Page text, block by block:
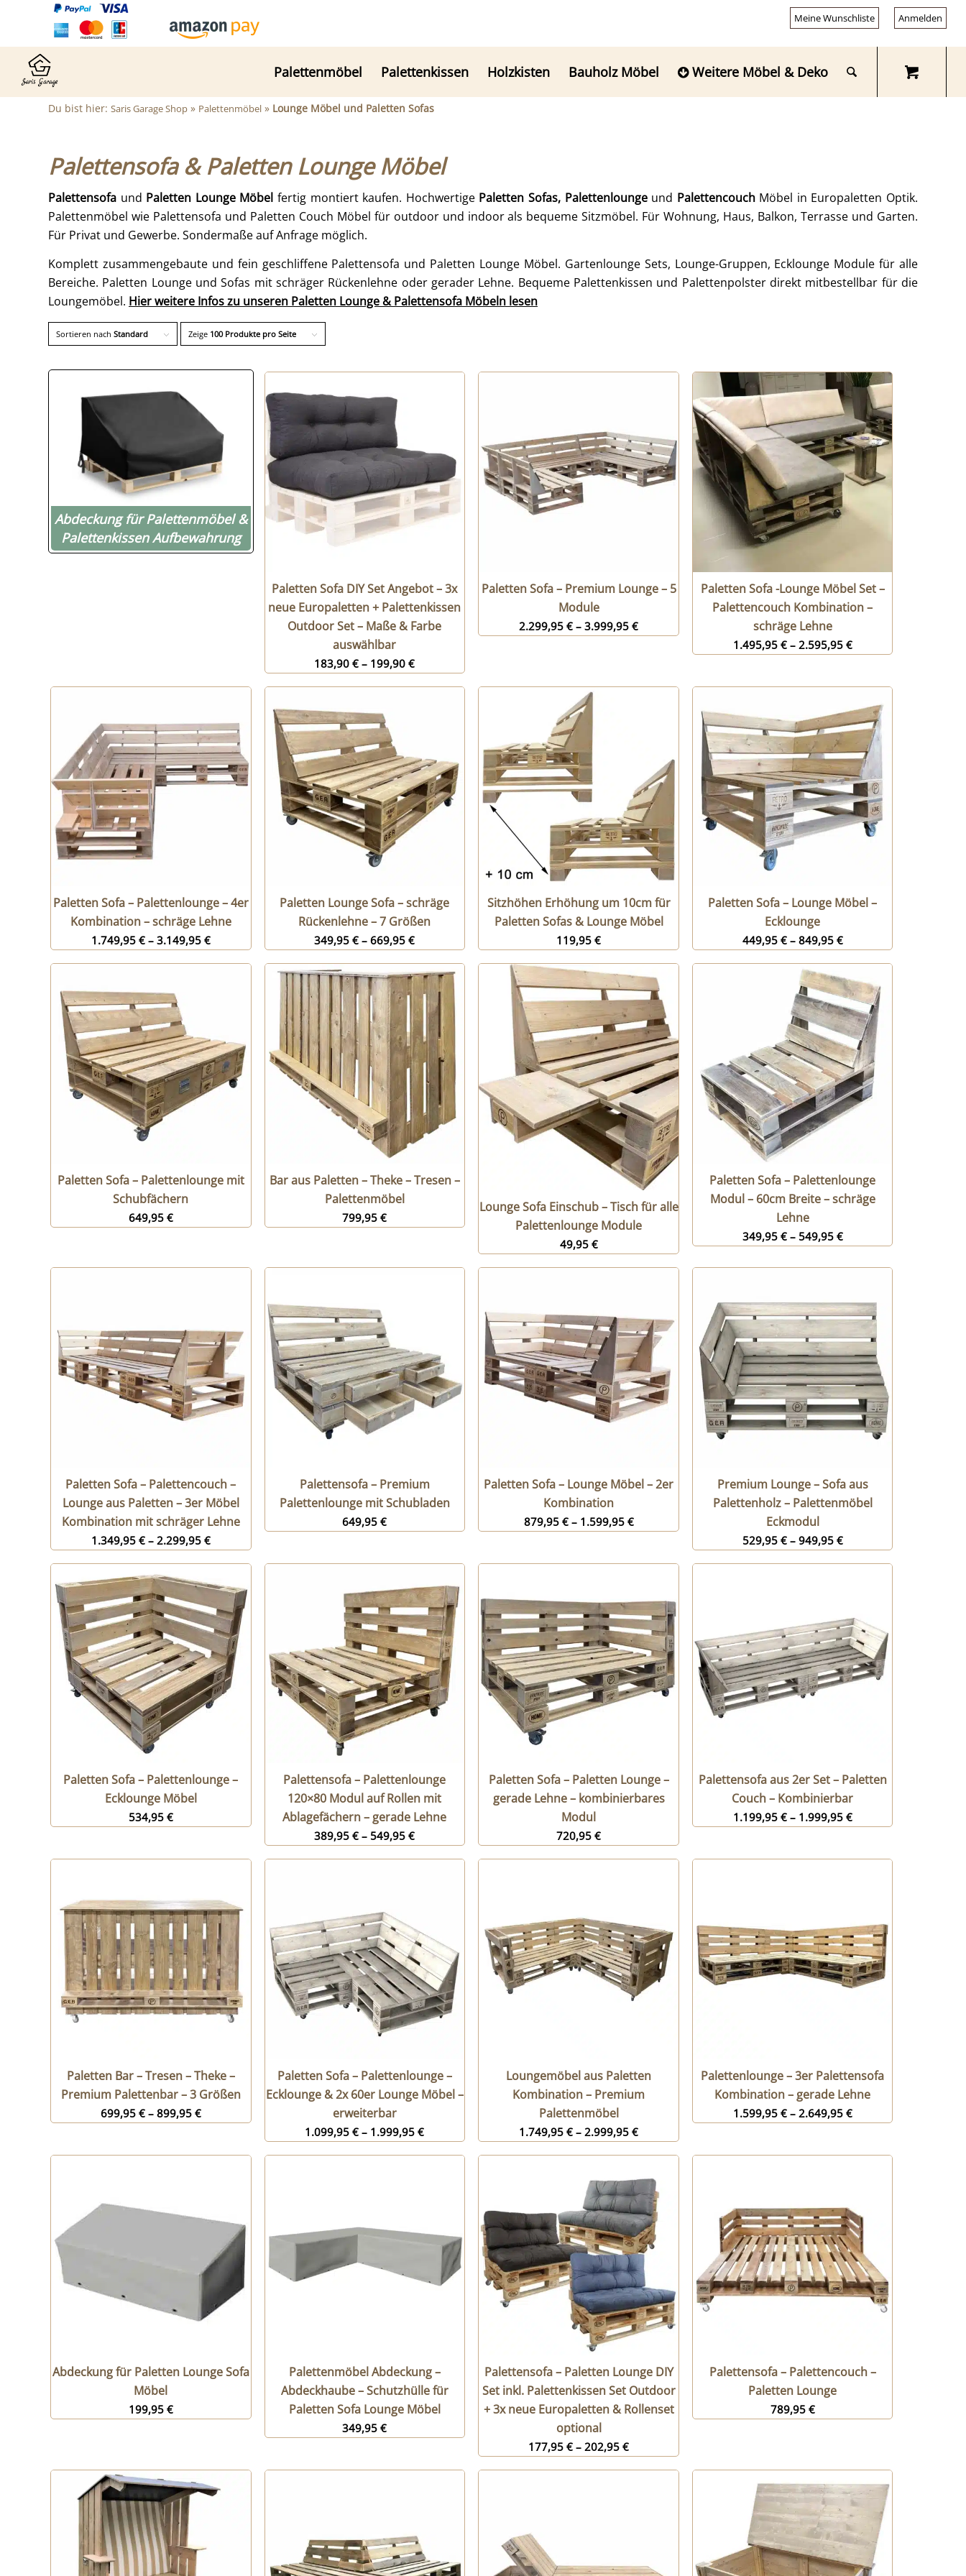
Meine Wunschliste Anmelden
Palettenmöbel Palettenkissen Holzkisten Bauholz Möbel Weitere Möbel & Deko
Du bist hier: Saris Garage Shop » Palettenmöbel » Lounge Möbel und Paletten Sofas
Palettensofa & Paletten Lounge Möbel
Palettensofa und Paletten Lounge Möbel fertig montiert kaufen. Hochwertige Paletten Sofas, Palettenlounge und Palettencouch Möbel in Europaletten Optik.
Palettenmöbel wie Palettensofa und Paletten Couch Möbel für outdoor und indoor als bequeme Sitzmöbel. Für Wohnung, Haus, Balkon, Terrasse und Garten.
Für Privat und Gewerbe. Sondermaße auf Anfrage möglich.
Komplett zusammengebaute und fein geschliffene Palettensofa und Paletten Lounge Möbel. Gartenlounge Sets, Lounge-Gruppen, Ecklounge Module für alle
Bereiche. Paletten Lounge und Sofas mit schräger Rückenlehne oder gerader Lehne. Bequeme Palettenkissen und Palettenpolster direkt mitbestellbar für die
Loungemöbel. Hier weitere Infos zu unseren Paletten Lounge & Palettensofa Möbeln lesen
Sortieren nach Standard Zeige 100 Produkte pro Seite
Abdeckung für Palettenmöbel &
Palettenkissen Aufbewahrung
Paletten Sofa DIY Set Angebot – 3x
neue Europaletten + Palettenkissen
Outdoor Set – Maße & Farbe
auswählbar
183,90€ – 199,90€
Paletten Sofa – Premium Lounge – 5
Module
2.299,95€ –3.999,95€
Paletten Sofa -Lounge Möbel Set –
Palettencouch Kombination –
schräge Lehne
1.495,95 €– 2.595,95 €
Paletten Sofa – Palettenlounge – 4er
Kombination – schräge Lehne
1.749,95 €– 3.149,95 €
Paletten Lounge Sofa – schräge
Rückenlehne – 7 Größen
349,95€ –669,95€
Sitzhöhen Erhöhung um 10cm für
Paletten Sofas & Lounge Möbel
119,95€
Paletten Sofa – Lounge Möbel –
Ecklounge
449,95 €– 849,95 €
Paletten Sofa – Palettenlounge mit
Schubfächern
649,95 €
Bar aus Paletten – Theke – Tresen –
Palettenmöbel
799,95€
Lounge Sofa Einschub – Tisch für alle
Palettenlounge Module
49,95 €
Paletten Sofa – Palettenlounge
Modul – 60cm Breite – schräge
Lehne
349,95 €– 549,95 €
Paletten Sofa – Palettencouch –
Lounge aus Paletten – 3er Möbel
Kombination mit schräger Lehne
1.349,95 €– 2.299,95 €
Palettensofa – Premium
Palettenlounge mit Schubladen
649,95€
Paletten Sofa – Lounge Möbel – 2er
Kombination
879,95 €– 1.599,95 €
Premium Lounge – Sofa aus
Palettenholz – Palettenmöbel
Eckmodul
529,95 €– 949,95 €
Paletten Sofa – Palettenlounge –
Ecklounge Möbel
534,95 €
Palettensofa – Palettenlounge
120×80 Modul auf Rollen mit
Ablagefächern – gerade Lehne
389,95€ – 549,95€
Paletten Sofa – Paletten Lounge –
gerade Lehne – kombinierbares
Modul
720,95€
Palettensofa aus 2er Set – Paletten
Couch – Kombinierbar
1.199,95 €– 1.999,95 €
Paletten Bar – Tresen – Theke –
Premium Palettenbar – 3 Größen
699,95 €– 899,95 €
Paletten Sofa – Palettenlounge –
Ecklounge & 2x 60er Lounge Möbel –
erweiterbar
1.099,95€ – 1.999,95€
Loungemöbel aus Paletten
Kombination – Premium
Palettenmöbel
1.749,95€ –2.999,95€
Palettenlounge – 3er Palettensofa
Kombination – gerade Lehne
1.599,95 €– 2.649,95 €
Abdeckung für Paletten Lounge Sofa
Möbel
199,95 €
Palettenmöbel Abdeckung –
Abdeckhaube – Schutzhülle für
Paletten Sofa Lounge Möbel
349,95€
Palettensofa – Paletten Lounge DIY
Set inkl. Palettenkissen Set Outdoor
+ 3x neue Europaletten & Rollenset
optional
177,95€ –202,95€
Palettensofa – Palettencouch –
Paletten Lounge
789,95 €